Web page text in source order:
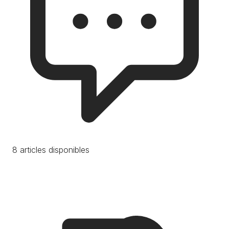
8 articles disponibles